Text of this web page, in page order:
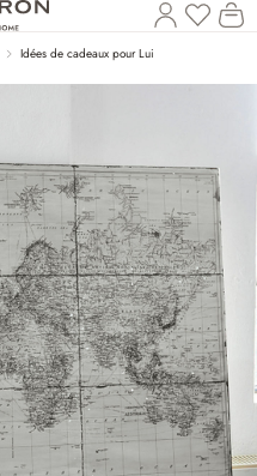
Idées de cadeaux pour Lui